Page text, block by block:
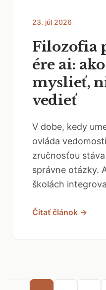
23. júl 2026
Filozofia
ére ai:
myslieť,
vedieť
V dobe, kedy
ovláda
zručnosťou
správne otázky.
školách
Čítať článok →